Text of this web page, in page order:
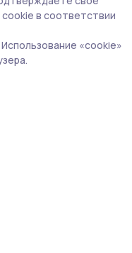
вернулась в
в соответствии
Использование «cookie»